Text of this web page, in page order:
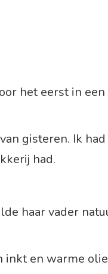
het eerst in een
gisteren. Ik had
had.
haar vader
inkt en warme